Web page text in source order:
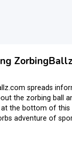
spreads
the zorbing ball
the bottom of this
adventure of